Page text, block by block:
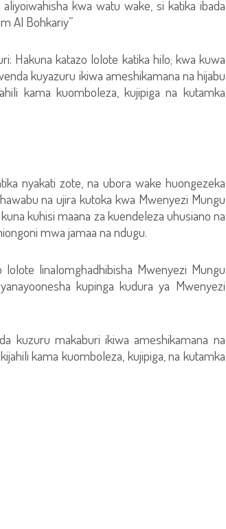
kwa watu wake, si katika ibada
Al Bohkariy”
Hakuna katazo lolote katika hilo; kwa kuwa
kuyazuru ikiwa ameshikamana na hijabu
kama kuomboleza, kujipiga na kutamka
nyakati zote, na ubora wake huongezeka
na ujira kutoka kwa Mwenyezi Mungu
kuhisi maana za kuendeleza uhusiano na
mwa jamaa na ndugu.
linalomghadhibisha Mwenyezi Mungu
kupinga kudura ya Mwenyezi
kuzuru makaburi ikiwa ameshikamana na
kama kuomboleza, kujipiga, na kutamka